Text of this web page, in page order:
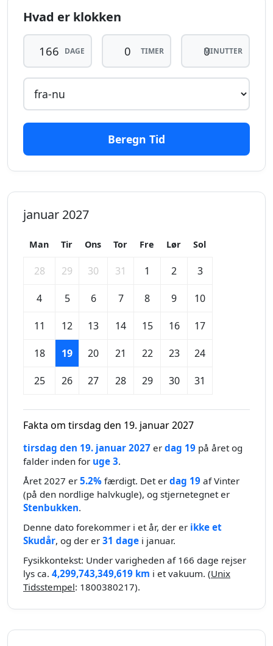
Hvad er klokken
DAGE TIMER MINUTTER
Beregn Tid
januar 2027
Man Tir Ons Tor Fre Lør Sol
28 29 30 31 1 2 3
4 5 6 7 8 9 10
11 12 13 14 15 16 17
18 19 20 21 22 23 24
25 26 27 28 29 30 31
Fakta om tirsdag den 19. januar 2027
tirsdag den 19. januar 2027 er dag 19 på året og
falder inden for uge 3.
Året 2027 er 5.2% færdigt. Det er dag 19 af Vinter
(på den nordlige halvkugle), og stjernetegnet er
Stenbukken.
Denne dato forekommer i et år, der er ikke et
Skudår, og der er 31 dage i januar.
Fysikkontekst: Under varigheden af 166 dage rejser
lys ca. 4,299,743,349,619 km i et vakuum. (Unix
Tidsstempel: 1800380217).